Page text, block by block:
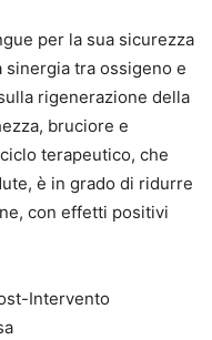
per la sua sicurezza
sinergia tra ossigeno e
rigenerazione della
bruciore e
terapeutico, che
è in grado di ridurre
con effetti positivi
Intervento